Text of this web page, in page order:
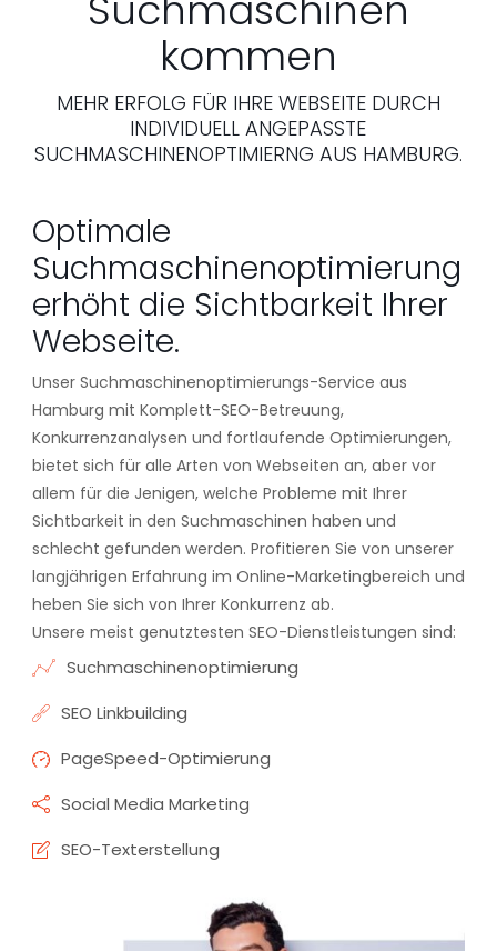
kommen
MEHR ERFOLG FÜR IHRE WEBSEITE DURCH
INDIVIDUELL ANGEPASSTE
SUCHMASCHINENOPTIMIERNG AUS HAMBURG.
Optimale
Suchmaschinenoptimierung
erhöht die Sichtbarkeit Ihrer
Webseite.
Unser Suchmaschinenoptimierungs-Service aus
Hamburg mit Komplett-SEO-Betreuung,
Konkurrenzanalysen und fortlaufende Optimierungen,
bietet sich für alle Arten von Webseiten an, aber vor
allem für die Jenigen, welche Probleme mit Ihrer
Sichtbarkeit in den Suchmaschinen haben und
schlecht gefunden werden. Profitieren Sie von unserer
langjährigen Erfahrung im Online-Marketingbereich und
heben Sie sich von Ihrer Konkurrenz ab.
Unsere meist genutztesten SEO-Dienstleistungen sind:
Suchmaschinenoptimierung
SEO Linkbuilding
PageSpeed-Optimierung
Social Media Marketing
SEO-Texterstellung